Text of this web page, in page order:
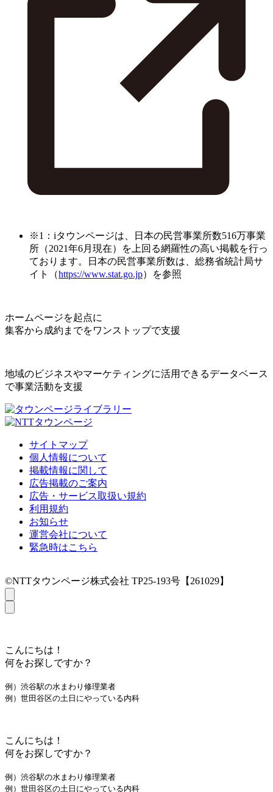
※1：iタウンページは、日本の民営事業所数516万事業
所（2021年6月現在）を上回る網羅性の高い掲載を行っ
ております。日本の民営事業所数は、総務省統計局サ
イト（https://www.stat.go.jp）を参照
ホームページを起点に
集客から成約までをワンストップで支援
地域のビジネスやマーケティングに活用できるデータベース
で事業活動を支援
サイトマップ
個人情報について
掲載情報に関して
広告掲載のご案内
広告・サービス取扱い規約
利用規約
お知らせ
運営会社について
緊急時はこちら
©NTTタウンページ株式会社 TP25-193号【261029】
こんにちは！
何をお探しですか？
例）渋谷駅の水まわり修理業者
例）世田谷区の土日にやっている内科
こんにちは！
何をお探しですか？
例）渋谷駅の水まわり修理業者
例）世田谷区の土日にやっている内科